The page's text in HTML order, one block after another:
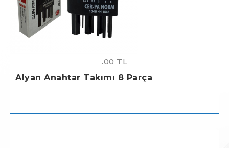
.00 TL
Alyan Anahtar Takımı 8 Parça